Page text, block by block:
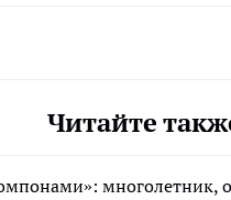
Читайте
многолетник,